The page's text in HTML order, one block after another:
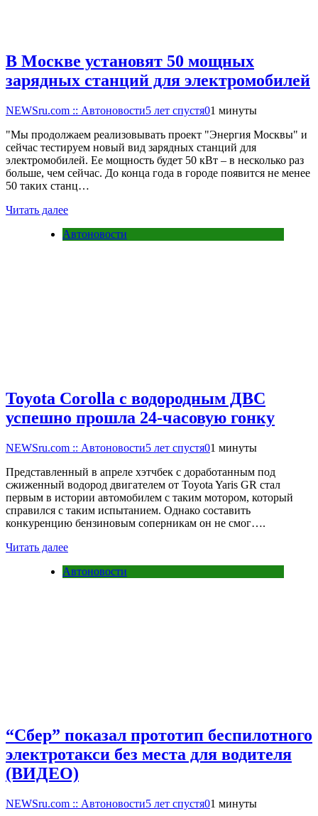
В Москве установят 50 мощных
зарядных станций для электромобилей
NEWSru.com :: Автоновости5 лет спустя01 минуты
"Мы продолжаем реализовывать проект "Энергия Москвы" и
сейчас тестируем новый вид зарядных станций для
электромобилей. Ее мощность будет 50 кВт – в несколько раз
больше, чем сейчас. До конца года в городе появится не менее
50 таких станц…
Читать далее
Автоновости
Toyota Corolla с водородным ДВС
успешно прошла 24-часовую гонку
NEWSru.com :: Автоновости5 лет спустя01 минуты
Представленный в апреле хэтчбек с доработанным под
сжиженный водород двигателем от Toyota Yaris GR стал
первым в истории автомобилем с таким мотором, который
справился с таким испытанием. Однако составить
конкуренцию бензиновым соперникам он не смог….
Читать далее
Автоновости
“Сбер” показал прототип беспилотного
электротакси без места для водителя
(ВИДЕО)
NEWSru.com :: Автоновости5 лет спустя01 минуты